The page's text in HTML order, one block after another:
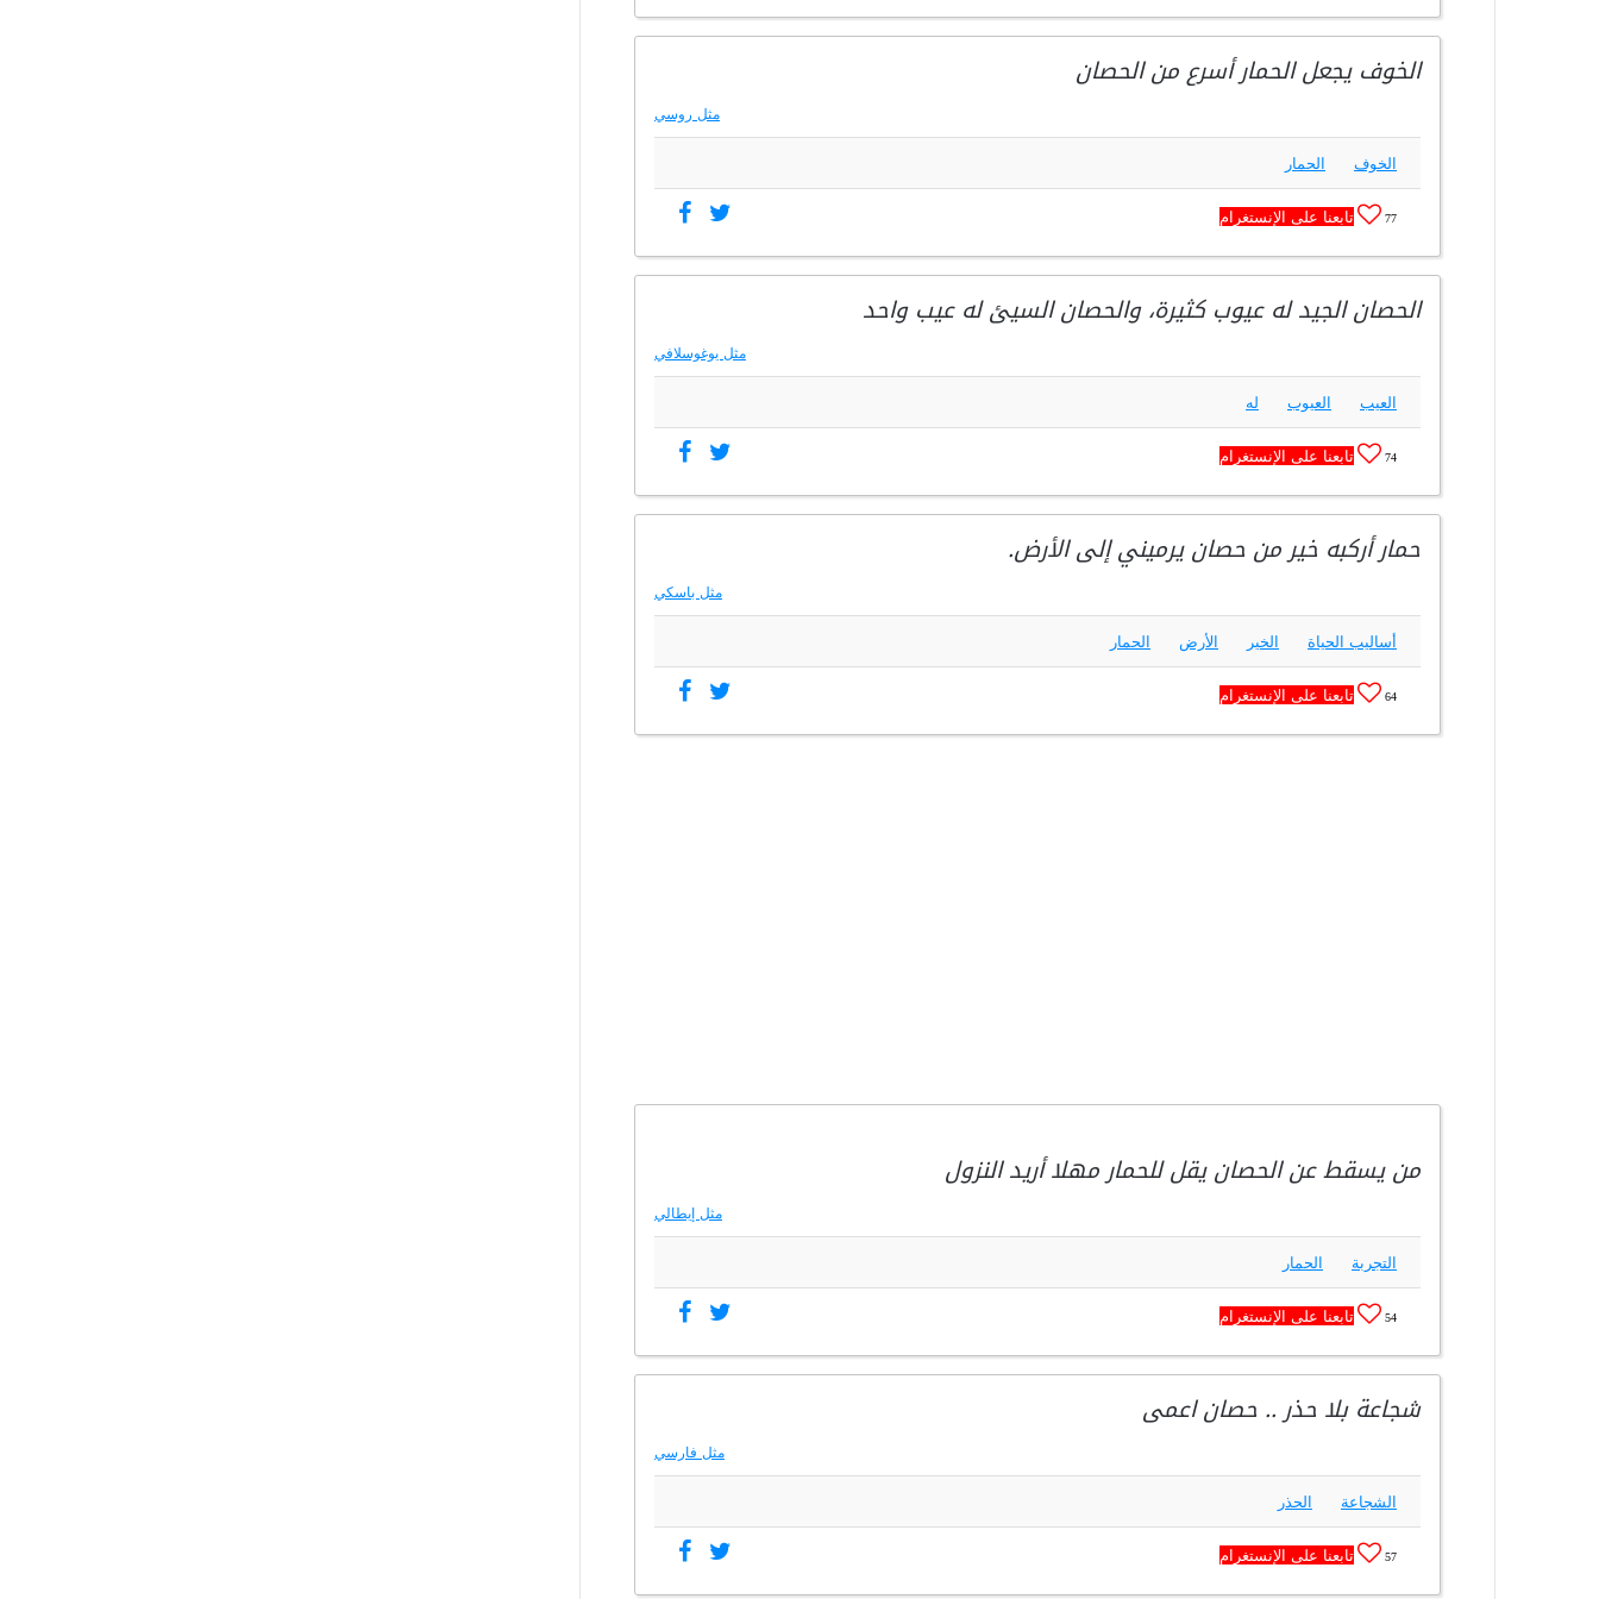
الخوف يجعل الحمار أسرع من الحصان
مثل روسي
الخوف الحمار
77 تابعنا على الإنستغرام
الحصان الجيد له عيوب كثيرة، والحصان السيئ له عيب واحد
مثل يوغوسلافي
العيب العيوب له
74 تابعنا على الإنستغرام
حمار أركبه خير من حصان يرميني إلى الأرض.
مثل باسكي
أساليب الحياة الخير الأرض الحمار
64 تابعنا على الإنستغرام
من يسقط عن الحصان يقل للحمار مهلا أريد النزول
مثل إيطالي
التجربة الحمار
54 تابعنا على الإنستغرام
شجاعة بلا حذر .. حصان اعمى
مثل فارسي
الشجاعة الحذر
57 تابعنا على الإنستغرام